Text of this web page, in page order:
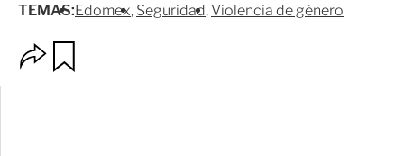
TEMAS:Edomex Seguridad Violencia de género
p